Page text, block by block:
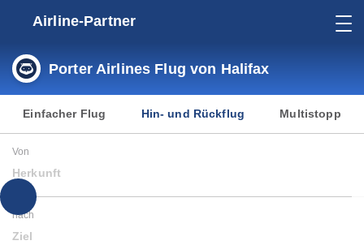
Airline-Partner
Porter Airlines Flug von Halifax
Einfacher Flug Hin- und Rückflug Multistopp
Von
Herkunft
nach
Ziel